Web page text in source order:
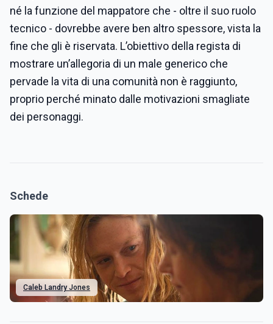
né la funzione del mappatore che - oltre il suo ruolo
tecnico - dovrebbe avere ben altro spessore, vista la
fine che gli è riservata. L’obiettivo della regista di
mostrare un’allegoria di un male generico che
pervade la vita di una comunità non è raggiunto,
proprio perché minato dalle motivazioni smagliate
dei personaggi.
Schede
Caleb Landry Jones